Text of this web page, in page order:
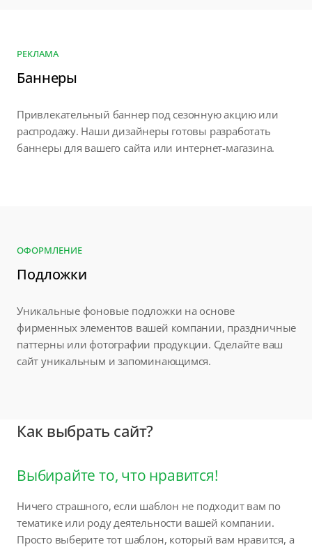
РЕКЛАМА
Баннеры
Привлекательный баннер под сезонную акцию или
распродажу. Наши дизайнеры готовы разработать
баннеры для вашего сайта или интернет-магазина.
ОФОРМЛЕНИЕ
Подложки
Уникальные фоновые подложки на основе
фирменных элементов вашей компании, праздничные
паттерны или фотографии продукции. Сделайте ваш
сайт уникальным и запоминающимся.
Как выбрать сайт?
Выбирайте то, что нравится!
Ничего страшного, если шаблон не подходит вам по
тематике или роду деятельности вашей компании.
Просто выберите тот шаблон, который вам нравится, а